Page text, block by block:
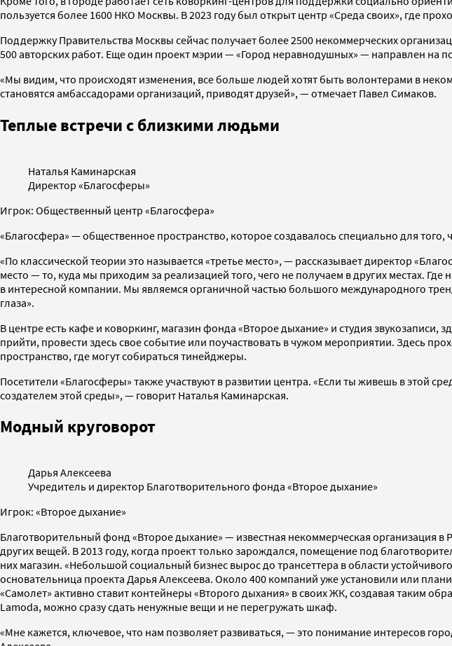
пользуется более 1600 НКО Москвы. В 2023 году был открыт центр «Среда своих», где
Поддержку Правительства Москвы сейчас получает более 2500 некоммерческих
500 авторских работ. Еще один проект мэрии — «Город неравнодушных» — направлен на
«Мы видим, что происходят изменения, все больше людей хотят быть волонтерами в
становятся амбассадорами организаций, приводят друзей», — отмечает Павел Симаков.
Теплые встречи с близкими людьми
Наталья Каминарская
Директор «Благосферы»
Игрок: Общественный центр «Благосфера»
«Благосфера» — общественное пространство, которое создавалось специально для
«По классической теории это называется «третье место», — рассказывает директор
место — то, куда мы приходим за реализацией того, чего не получаем в других местах.
в интересной компании. Мы являемся органичной частью большого международного
глаза».
В центре есть кафе и коворкинг, магазин фонда «Второе дыхание» и студия
прийти, провести здесь свое событие или поучаствовать в чужом мероприятии. Здесь
пространство, где могут собираться тинейджеры.
Посетители «Благосферы» также участвуют в развитии центра. «Если ты живешь в этой
создателем этой среды», — говорит Наталья Каминарская.
Модный круговорот
Дарья Алексеева
Учредитель и директор Благотворительного фонда «Второе дыхание»
Игрок: «Второе дыхание»
Благотворительный фонд «Второе дыхание» — известная некоммерческая организация
других вещей. В 2013 году, когда проект только зарождался, помещение под
них магазин. «Небольшой социальный бизнес вырос до трансеттера в области
основательница проекта Дарья Алексеева. Около 400 компаний уже установили или
«Самолет» активно ставит контейнеры «Второго дыхания» в своих ЖК, создавая таким
Lamoda, можно сразу сдать ненужные вещи и не перегружать шкаф.
«Мне кажется, ключевое, что нам позволяет развиваться, — это понимание интересов